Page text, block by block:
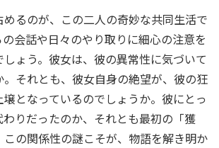
るのが、この二人の奇妙な共同生活で
会話や日々のやり取りに細心の注意を
ょう。彼女は、彼の異常性に気づいて
。それとも、彼女自身の絶望が、彼の狂
となっているのでしょうか。彼にとっ
りだったのか、それとも最初の「獲
の関係性の謎こそが、物語を解き明か